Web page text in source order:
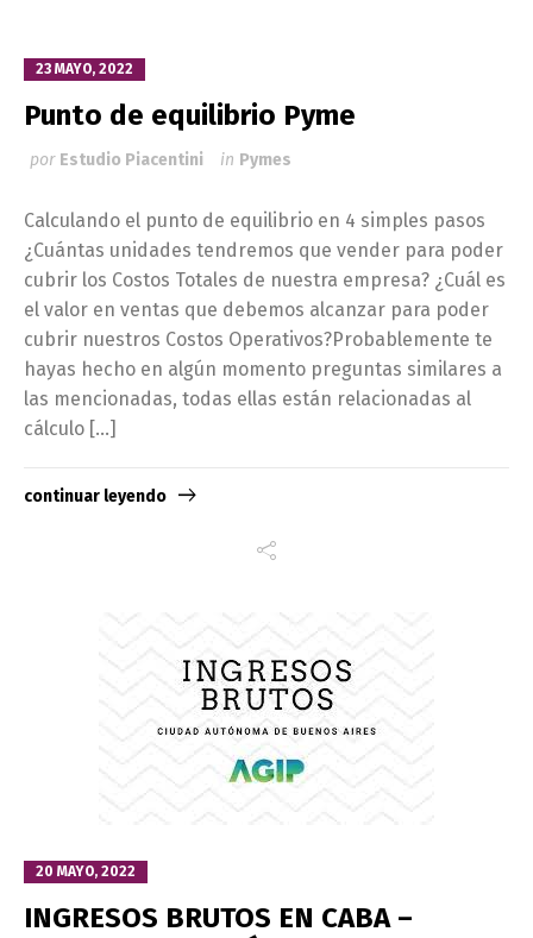
23 MAYO, 2022
Punto de equilibrio Pyme
por Estudio Piacentini in Pymes
Calculando el punto de equilibrio en 4 simples pasos
¿Cuántas unidades tendremos que vender para poder
cubrir los Costos Totales de nuestra empresa? ¿Cuál es
el valor en ventas que debemos alcanzar para poder
cubrir nuestros Costos Operativos?Probablemente te
hayas hecho en algún momento preguntas similares a
las mencionadas, todas ellas están relacionadas al
cálculo […]
continuar leyendo
20 MAYO, 2022
INGRESOS BRUTOS EN CABA –